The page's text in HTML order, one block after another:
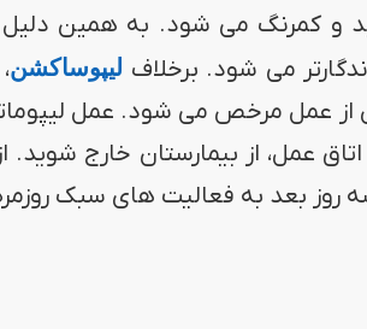
و کمرنگ می شود. به همین دلیل
می شود. برخلاف لیپوساکشن
عمل، از بیمارستان خارج شوید.
روز بعد به فعالیت های سبک